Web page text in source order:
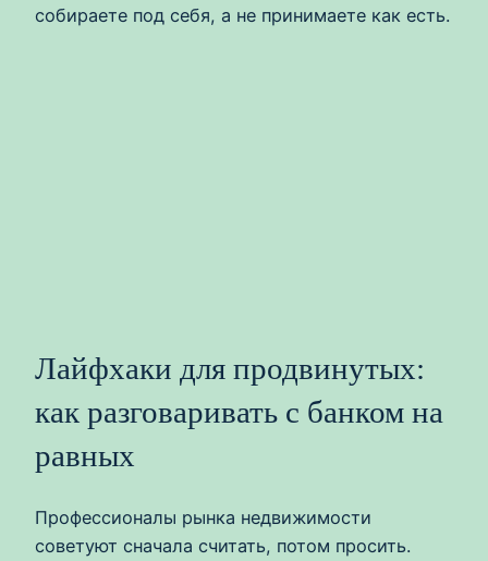
собираете под себя, а не принимаете как есть.
Лайфхаки для продвинутых:
как разговаривать с банком на
равных
Профессионалы рынка недвижимости
советуют сначала считать, потом просить.